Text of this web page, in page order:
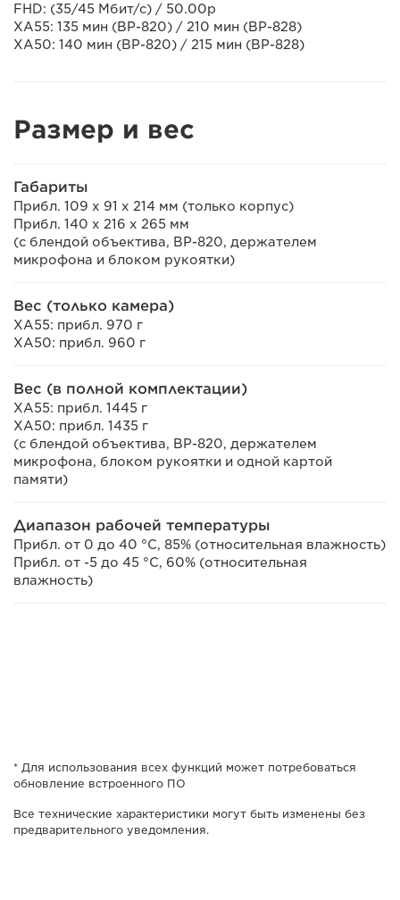
FHD: (35/45 Мбит/с) / 50.00p
XA55: 135 мин (BP-820) / 210 мин (BP-828)
XA50: 140 мин (BP-820) / 215 мин (BP-828)
Размер и вес
Габариты
Прибл. 109 x 91 x 214 мм (только корпус)
Прибл. 140 x 216 x 265 мм
(с блендой объектива, BP-820, держателем
микрофона и блоком рукоятки)
Вес (только камера)
XA55: прибл. 970 г
XA50: прибл. 960 г
Вес (в полной комплектации)
XA55: прибл. 1445 г
XA50: прибл. 1435 г
(с блендой объектива, BP-820, держателем
микрофона, блоком рукоятки и одной картой
памяти)
Диапазон рабочей температуры
Прибл. от 0 до 40 °C, 85% (относительная влажность)
Прибл. от -5 до 45 °C, 60% (относительная
влажность)
* Для использования всех функций может потребоваться
обновление встроенного ПО
Все технические характеристики могут быть изменены без
предварительного уведомления.